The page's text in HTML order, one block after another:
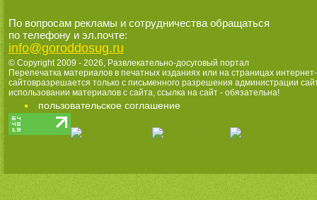
По вопросам рекламы и сотрудничества обращаться
по телефону и эл.почте:
info@goroddosug.ru
© Copyright 2009 - 2026, Развлекательно-досуговый портал
Перепечатка материалов в печатных изданиях или на страницах интернет-
сайтовразрешается только с письменного разрешения администрации
использовании материалов с сайта, ссылка на сайт - обязательна!
пользовательское соглашение